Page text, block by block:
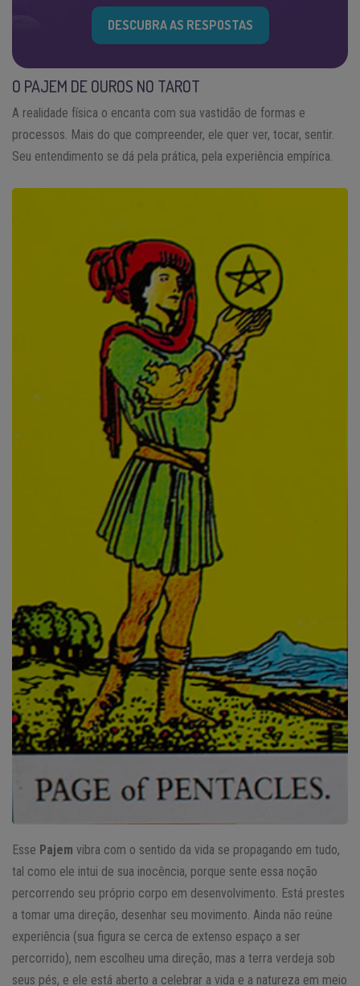
DESCUBRA AS RESPOSTAS
O PAJEM DE OUROS NO TAROT
A realidade física o encanta com sua vastidão de formas e
processos. Mais do que compreender, ele quer ver, tocar, sentir.
Seu entendimento se dá pela prática, pela experiência empírica.
Esse Pajem vibra com o sentido da vida se propagando em tudo,
tal como ele intui de sua inocência, porque sente essa noção
percorrendo seu próprio corpo em desenvolvimento. Está prestes
a tomar uma direção, desenhar seu movimento. Ainda não reúne
experiência (sua figura se cerca de extenso espaço a ser
percorrido), nem escolheu uma direção, mas a terra verdeja sob
seus pés, e ele está aberto a celebrar a vida e a natureza em meio